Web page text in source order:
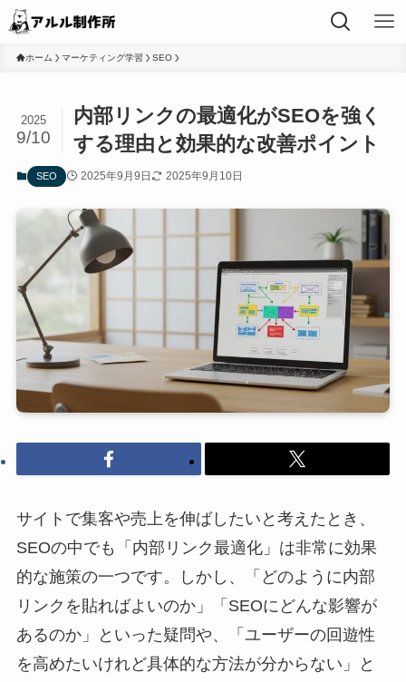
ホーム マーケティング学習 SEO
内部リンクの最適化がSEOを強く
する理由と効果的な改善ポイント
2025
9/10
SEO 2025年9月9日 2025年9月10日
サイトで集客や売上を伸ばしたいと考えたとき、
SEOの中でも「内部リンク最適化」は非常に効果
的な施策の一つです。しかし、「どのように内部
リンクを貼ればよいのか」「SEOにどんな影響が
あるのか」といった疑問や、「ユーザーの回遊性
を高めたいけれど具体的な方法が分からない」と